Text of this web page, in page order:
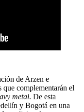
de Arzen e
que complementarán el
metal. De esta
y Bogotá en una